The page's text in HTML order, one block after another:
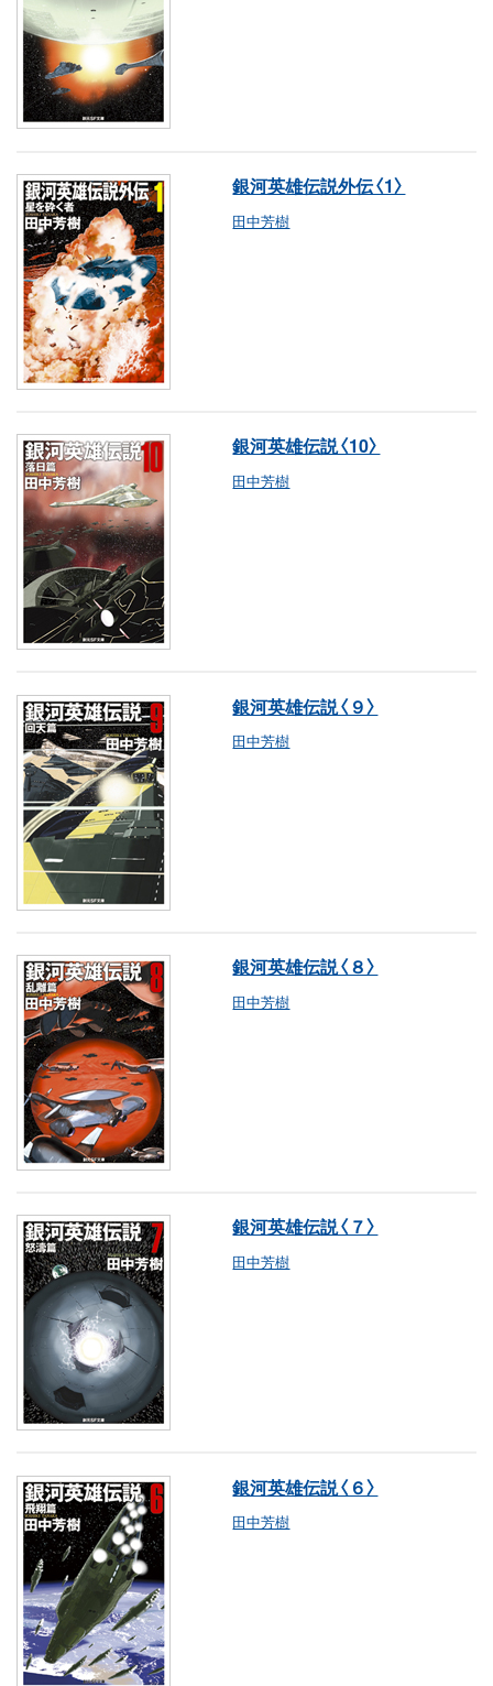
銀河英雄伝説外伝〈1〉
田中芳樹
銀河英雄伝説〈10〉
田中芳樹
銀河英雄伝説〈９〉
田中芳樹
銀河英雄伝説〈８〉
田中芳樹
銀河英雄伝説〈７〉
田中芳樹
銀河英雄伝説〈６〉
田中芳樹